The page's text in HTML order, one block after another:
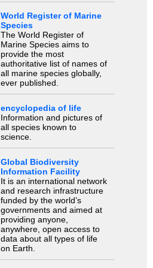
World Register of Marine
Species
The World Register of
Marine Species aims to
provide the most
authoritative list of names of
all marine species globally,
ever published.
encyclopedia of life
Information and pictures of
all species known to
science.
Global Biodiversity
Information Facility
It is an international network
and research infrastructure
funded by the world’s
governments and aimed at
providing anyone,
anywhere, open access to
data about all types of life
on Earth.